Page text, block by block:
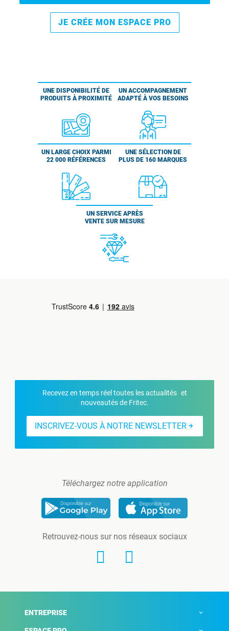
JE CRÉE MON ESPACE PRO
UNE DISPONIBILITÉ DE
PRODUITS À PROXIMITÉ
UN ACCOMPAGNEMENT
ADAPTÉ À VOS BESOINS
UN LARGE CHOIX PARMI
22 000 RÉFÉRENCES
UNE SÉLECTION DE
PLUS DE 160 MARQUES
UN SERVICE APRÈS
VENTE SUR MESURE
Recevez en temps réel toutes les actualités et
nouveautés de Fritec.
INSCRIVEZ-VOUS À NOTRE NEWSLETTER
Téléchargez notre application
Retrouvez-nous sur nos réseaux sociaux
ENTREPRISE